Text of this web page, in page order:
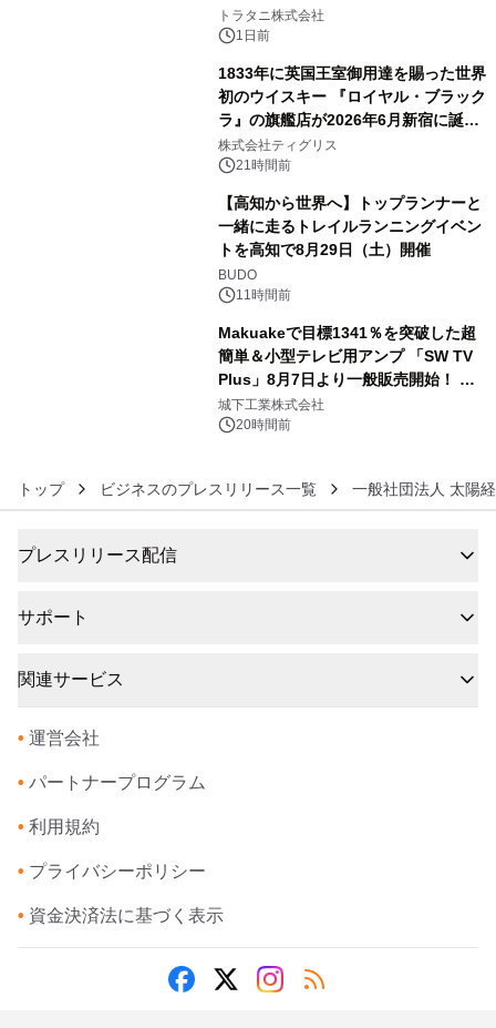
トラタニ株式会社
1日前
1833年に英国王室御用達を賜った世界
初のウイスキー 『ロイヤル・ブラック
ラ』の旗艦店が2026年6月新宿に誕
生 バカルディ ジャパンと連携した
没入型バー「BAR Arca」
株式会社ティグリス
21時間前
【高知から世界へ】トップランナーと
一緒に走るトレイルランニングイベン
トを高知で8月29日（土）開催
BUDO
11時間前
Makuakeで目標1341％を突破した超
簡単＆小型テレビ用アンプ 「SW TV
Plus」8月7日より一般販売開始！ ケ
ーブル1本つなぐだけ、テレビの音が
ぐっと豊かに
城下工業株式会社
20時間前
トップ ビジネスのプレスリリース一覧 一般社団法人 太陽
プレスリリース配信
サポート
関連サービス
• 運営会社
• パートナープログラム
• 利用規約
• プライバシーポリシー
• 資金決済法に基づく表示